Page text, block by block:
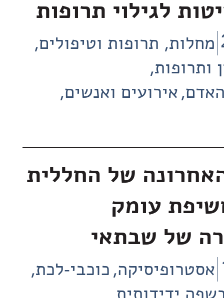
לגילוי תרופות
מחלות, תרופות וטיפולים
ותרופות
אירועים ואנשים
של החללית
עומק
של שבתאי
אסטרופיסיקה כוכבי-לכת